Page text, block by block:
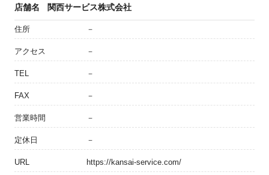
店舗名 関西サービス株式会社
住所 －
アクセス －
TEL －
FAX －
営業時間 －
定休日 －
URL https://kansai-service.com/